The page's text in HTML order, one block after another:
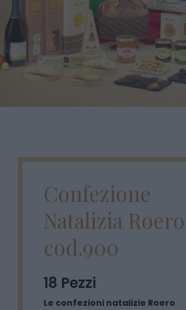
Confezione
Natalizia Roero
cod.900
18 Pezzi
Le confezioni natalizie Roero